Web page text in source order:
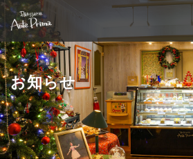
お知らせ